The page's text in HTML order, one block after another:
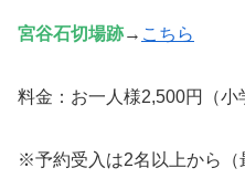
宮谷石切場跡→ こちら
料金：お一人様2,500円（小
※予約受入は2名以上から（